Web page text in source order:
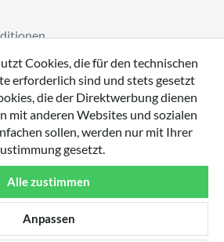
Cookies, die für den technischen
erforderlich sind und stets gesetzt
die der Direktwerbung dienen
mit anderen Websites und sozialen
sollen, werden nur mit Ihrer
gesetzt.